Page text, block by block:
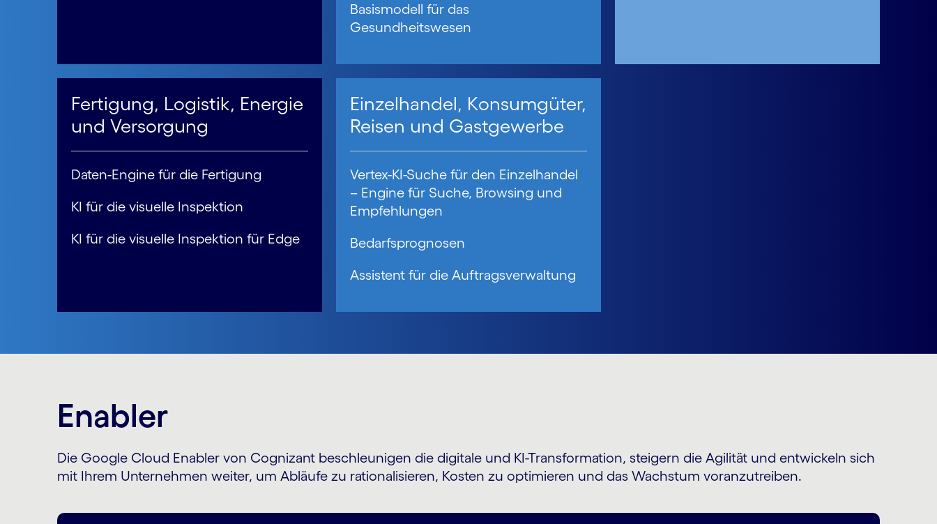
Basismodell für das
Gesundheitswesen
Fertigung, Logistik, Energie
und Versorgung
Daten-Engine für die Fertigung
KI für die visuelle Inspektion
KI für die visuelle Inspektion für Edge
Einzelhandel, Konsumgüter,
Reisen und Gastgewerbe
Vertex-KI-Suche für den Einzelhandel
– Engine für Suche, Browsing und
Empfehlungen
Bedarfsprognosen
Assistent für die Auftragsverwaltung
Enabler
Die Google Cloud Enabler von Cognizant beschleunigen die digitale und KI-Transformation, steigern die Agilität und entwickeln sich
mit Ihrem Unternehmen weiter, um Abläufe zu rationalisieren, Kosten zu optimieren und das Wachstum voranzutreiben.